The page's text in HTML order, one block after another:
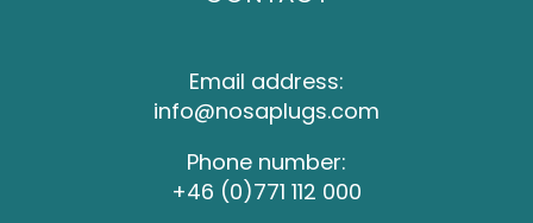
Email address:
info@nosaplugs.com
Phone number:
+46 (0)771 112 000